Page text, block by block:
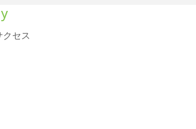
クセス